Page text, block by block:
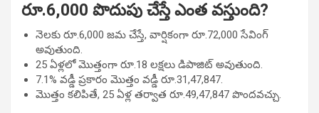
రూ.6,000 పొదుపు చేస్తే ఎంత వస్తుంది?
నెలకు రూ.6,000 జమ చేస్తే, వార్షికంగా రూ.72,000 సేవింగ్
అవుతుంది.
25 ఏళ్లలో మొత్తంగా రూ.18 లక్షలు డిపాజిట్ అవుతుంది.
7.1% వడ్డీ ప్రకారం మొత్తం వడ్డీ రూ.31,47,847.
మొత్తం కలిపితే, 25 ఏళ్ల తర్వాత రూ.49,47,847 పొందవచ్చు.